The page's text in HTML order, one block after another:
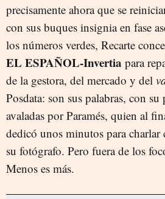
precisamente ahora que se
con sus buques insignia en fase
los números verdes, Recarte
EL ESPAÑOL-Invertia para
de la gestora, del mercado y del
Posdata: son sus palabras, con
avaladas por Paramés, quien al
dedicó unos minutos para charlar
su fotógrafo. Pero fuera de los
Menos es más.